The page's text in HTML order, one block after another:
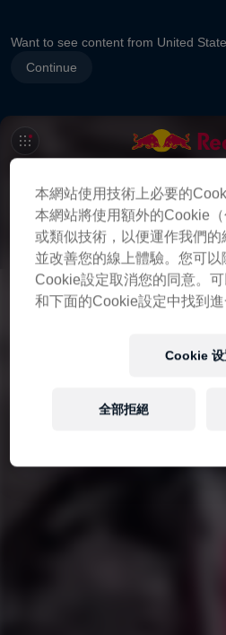
Want to see content from United
Continue
本網站使用技術上必要的
本網站將使用額外的Cookie（
或類似技術，以便運作我們的
並改善您的線上體驗。您可
Cookie設定取消您的同意。
和下面的Cookie設定中找到進
Cookie 设
全部拒絕